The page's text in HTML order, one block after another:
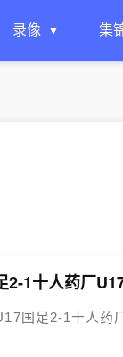
录像 集
1十人药厂
国足2-1十人药